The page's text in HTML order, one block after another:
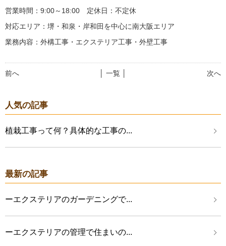
営業時間：9:00～18:00 定休日：不定休
対応エリア：堺・和泉・岸和田を中心に南大阪エリア
業務内容：外構工事・エクステリア工事・外壁工事
前へ 次へ
│ 一覧 │
人気の記事
植栽工事って何？具体的な工事の...
最新の記事
ーエクステリアのガーデニングで...
ーエクステリアの管理で住まいの...